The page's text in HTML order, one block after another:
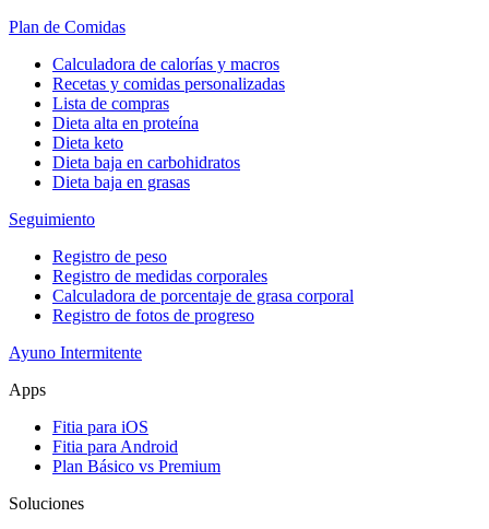
Plan de Comidas
Calculadora de calorías y macros
Recetas y comidas personalizadas
Lista de compras
Dieta alta en proteína
Dieta keto
Dieta baja en carbohidratos
Dieta baja en grasas
Seguimiento
Registro de peso
Registro de medidas corporales
Calculadora de porcentaje de grasa corporal
Registro de fotos de progreso
Ayuno Intermitente
Apps
Fitia para iOS
Fitia para Android
Plan Básico vs Premium
Soluciones